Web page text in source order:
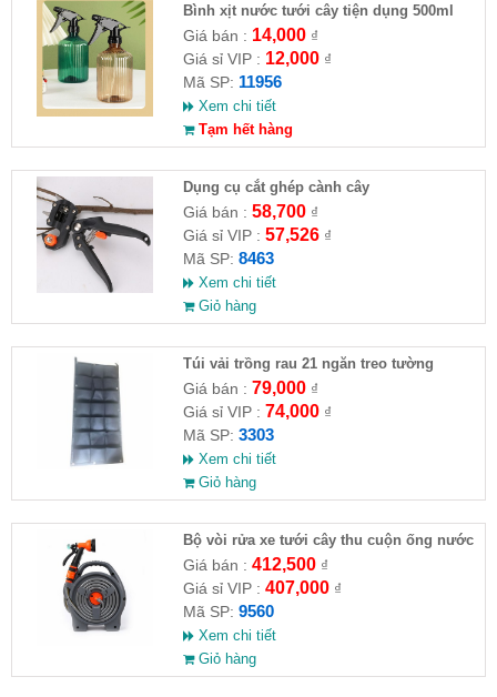
Bình xịt nước tưới cây tiện dụng 500ml
Giá bán : 14,000₫
Giá sỉ VIP : 12,000₫
Mã SP: 11956
Xem chi tiết
Tạm hết hàng
Dụng cụ cắt ghép cành cây
Giá bán : 58,700₫
Giá sỉ VIP : 57,526₫
Mã SP: 8463
Xem chi tiết
Giỏ hàng
Túi vải trồng rau 21 ngăn treo tường
Giá bán : 79,000₫
Giá sỉ VIP : 74,000₫
Mã SP: 3303
Xem chi tiết
Giỏ hàng
Bộ vòi rửa xe tưới cây thu cuộn ống nước
12m( HĐ )
Giá bán : 412,500₫
Giá sỉ VIP : 407,000₫
Mã SP: 9560
Xem chi tiết
Giỏ hàng